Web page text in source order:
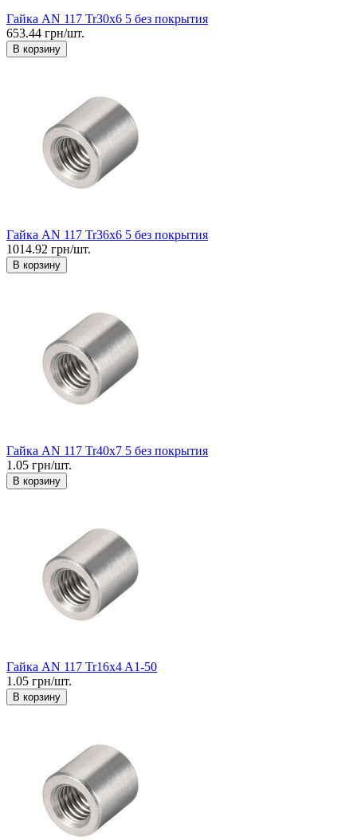
Гайка AN 117 Tr30x6 5 без покрытия
653.44 грн/шт.
В корзину
Гайка AN 117 Tr36x6 5 без покрытия
1014.92 грн/шт.
В корзину
Гайка AN 117 Tr40x7 5 без покрытия
1.05 грн/шт.
В корзину
Гайка AN 117 Tr16x4 A1-50
1.05 грн/шт.
В корзину